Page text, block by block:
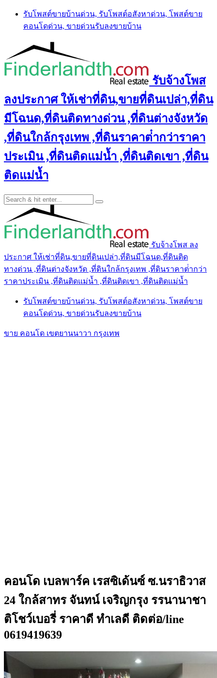
Skip
content
รับโพสต์ขายบ้านด่วน, รับโพสต์อสังหาด่วน, โพสต์ขาย
คอนโดด่วน, ขายด่วนรับลงขายบ้าน
รับจ้างโพส
ลงประกาศ ให้เช่าที่ดิน,ขายที่ดินเปล่า,ที่ดิน
มีโฉนด,ที่ดินติดทางด่วน ,ที่ดินต่างจังหวัด
,ที่ดินใกล้กรุงเทพ ,ที่ดินราคาต่ํากว่าราคา
ประเมิน ,ที่ดินติดแม่น้ำ ,ที่ดินติดเขา ,ที่ดิน
ติดแม่น้ำ
รับจ้างโพส ลง
ประกาศ ให้เช่าที่ดิน,ขายที่ดินเปล่า,ที่ดินมีโฉนด,ที่ดินติด
ทางด่วน ,ที่ดินต่างจังหวัด ,ที่ดินใกล้กรุงเทพ ,ที่ดินราคาต่ํากว่า
ราคาประเมิน ,ที่ดินติดแม่น้ำ ,ที่ดินติดเขา ,ที่ดินติดแม่น้ำ
รับโพสต์ขายบ้านด่วน, รับโพสต์อสังหาด่วน, โพสต์ขาย
คอนโดด่วน, ขายด่วนรับลงขายบ้าน
ขาย คอนโด เขตยานนาวา กรุงเทพ
คอนโด เบลพาร์ค เรสซิเด​้​น​ซ์​ ซ.นราธิวาส
24 ใกล้สาทร จันทน์ เจริญกรุง รรนานาชา
ติโชว์เบอรี่ ราคาดี ทำเลดี ติดต่อ/line
0619419639